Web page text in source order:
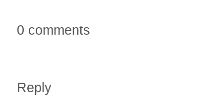
0 comments
Reply